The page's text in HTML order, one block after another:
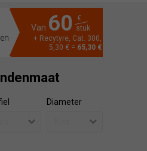
Van 60
€
stuk
+ Recytyre, Cat. 300,
5,30 € = 65,30 €
Diameter